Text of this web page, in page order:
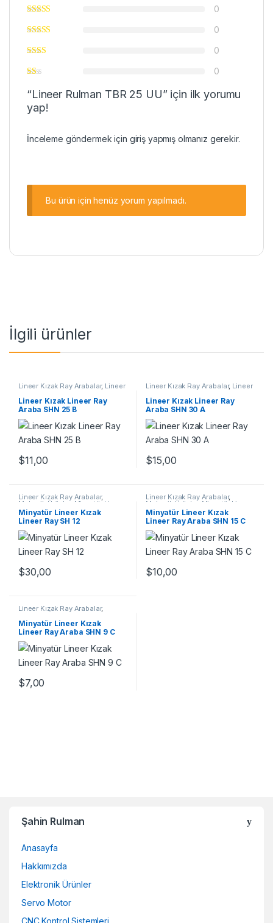
0
0
0
0
“Lineer Rulman TBR 25 UU” için ilk yorumu
yap!
İnceleme göndermek için girişyapmış olmanız gerekir.
Bu ürün için henüz yorum yapılmadı.
İlgili ürünler
Lineer Kızak Ray Arabalar, Lineer
Ürünler
Lineer Kızak Lineer Ray
Araba SHN 25 B
$11,00
Lineer Kızak Ray Arabalar, Lineer
Ürünler, Ray ve Arabalar
Lineer Kızak Lineer Ray
Araba SHN 30 A
$15,00
Lineer Kızak Ray Arabalar,
Mekanik Ürünler Minyatür Lineer
Kızak Lineer Ray SH Serisi
Minyatür Lineer Kızak
Lineer Ray SH 12
$30,00
Lineer Kızak Ray Arabalar,
Mekanik Ürünler Minyatür Lineer
Ray Araba SHN C Serisi
Minyatür Lineer Kızak
Lineer Ray Araba SHN 15 C
$10,00
Lineer Kızak Ray Arabalar,
Mekanik Ürünler, Minyatür Lineer
Ray Araba SHN C Serisi
Minyatür Lineer Kızak
Lineer Ray Araba SHN 9 C
$7,00
Şahin Rulman
Anasayfa
Hakkımızda
Elektronik Ürünler
Servo Motor